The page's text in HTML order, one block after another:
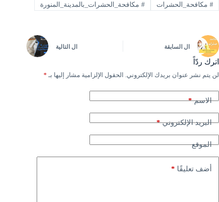
#مكافحة_الحشرات #مكافحة_الحشرات_بالمدينة_المنورة
ال السابقة ال التالية
اترك ردّاً
لن يتم نشر عنوان بريدك الإلكتروني. الحقول الإلزامية مشار إليها بـ *
الاسم*
البريد الإلكتروني*
الموقع
أضف تعليقًا *